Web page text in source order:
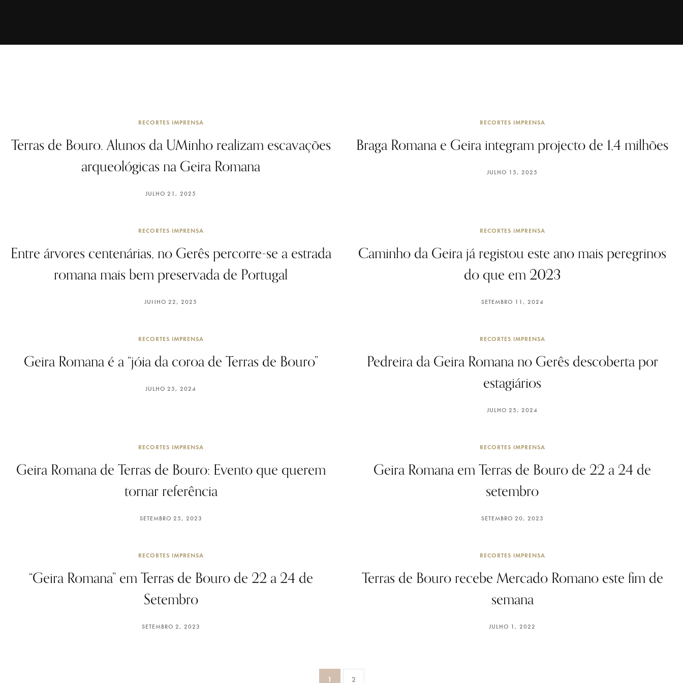
RECORTES IMPRENSA
Terras de Bouro. Alunos da UMinho realizam escavações
arqueológicas na Geira Romana
JULHO 21, 2025
RECORTES IMPRENSA
Braga Romana e Geira integram projecto de 1,4 milhões
JULHO 15, 2025
RECORTES IMPRENSA
Entre árvores centenárias, no Gerês percorre-se a estrada
romana mais bem preservada de Portugal
JUNHO 22, 2025
RECORTES IMPRENSA
Caminho da Geira já registou este ano mais peregrinos
do que em 2023
SETEMBRO 11, 2024
RECORTES IMPRENSA
Geira Romana é a “jóia da coroa de Terras de Bouro”
JULHO 25, 2024
RECORTES IMPRENSA
Pedreira da Geira Romana no Gerês descoberta por
estagiários
JULHO 25, 2024
RECORTES IMPRENSA
Geira Romana de Terras de Bouro: Evento que querem
tornar referência
SETEMBRO 25, 2023
RECORTES IMPRENSA
Geira Romana em Terras de Bouro de 22 a 24 de
setembro
SETEMBRO 20, 2023
RECORTES IMPRENSA
“Geira Romana” em Terras de Bouro de 22 a 24 de
Setembro
SETEMBRO 2, 2023
RECORTES IMPRENSA
Terras de Bouro recebe Mercado Romano este fim de
semana
JULHO 1, 2022
1 2